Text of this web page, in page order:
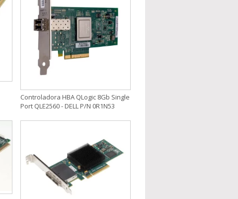
Controladora HBA QLogic 8Gb Single
Port QLE2560 - DELL P/N 0R1N53